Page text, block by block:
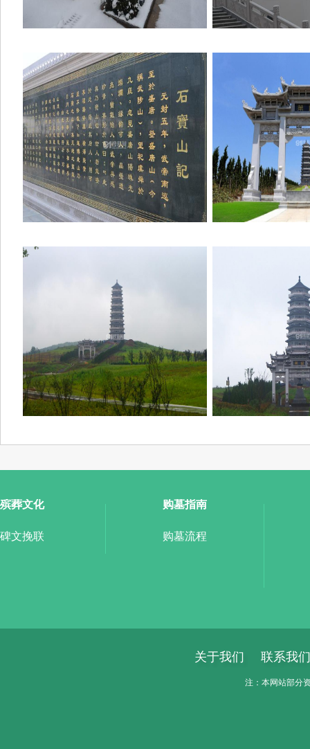
殡葬文化
碑文挽联
购墓指南
购墓流程
关于我们 联系我们
注：本网站部分